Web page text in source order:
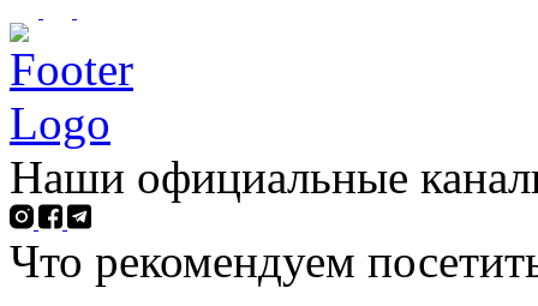
Наши официальные
Что рекомендуем